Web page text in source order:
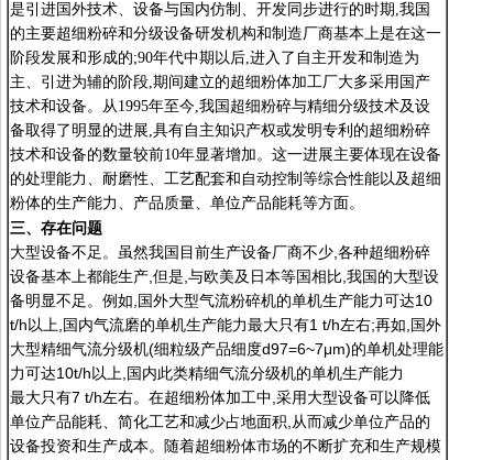
是引进国外技术、设备与国内仿制、开发同步进行的时期 ,我国
的主要超细粉碎和分级设备研发机构和制造厂商基本上是在这一
阶段发展和形成的;90年代中期以后,进入了自主开发和制造为
主、引进为辅的阶段,期间建立的超细粉体加工厂大多采用国产
技术和设备。从1995年至今,我国超细粉碎与精细分级技术及设
备取得了明显的进展,具有自主知识产权或发明专利的超细粉碎
技术和设备的数量较前10年显著增加。这一进展主要体现在设备
的处理能力、耐磨性、工艺配套和自动控制等综合性能以及超细
粉体的生产能力、产品质量、单位产品能耗等方面。
三、存在问题
大型设备不足。虽然我国目前生产设备厂商不少,各种超细粉碎
设备基本上都能生产,但是,与欧美及日本等国相比,我国的大型设
备明显不足。例如,国外大型气流粉碎机的单机生产能力可达10
t/h以上,国内气流磨的单机生产能力最大只有1 t/h左右;再如,国外
大型精细气流分级机(细粒级产品细度d97=6~7μm)的单机处理能
力可达10t/h以上,国内此类精细气流分级机的单机生产能力
最大只有7 t/h左右。在超细粉体加工中,采用大型设备可以降低
单位产品能耗、简化工艺和减少占地面积,从而减少单位产品的
设备投资和生产成本。随着超细粉体市场的不断扩充和生产规模